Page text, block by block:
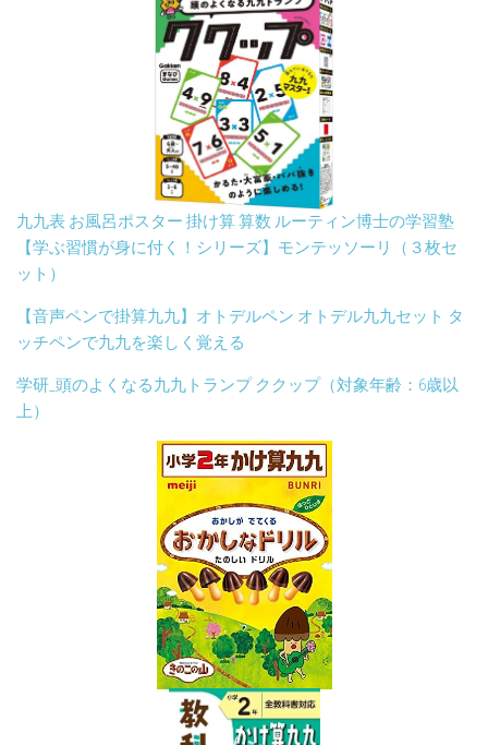
九九表 お風呂ポスター 掛け算 算数 ルーティン博士の学習塾
【学ぶ習慣が身に付く！シリーズ】モンテッソーリ（３枚セ
ット）
【音声ペンで掛算九九】オトデルペン オトデル九九セット タ
ッチペンで九九を楽しく覚える
学研_頭のよくなる九九トランプ ククップ（対象年齢：6歳以
上）